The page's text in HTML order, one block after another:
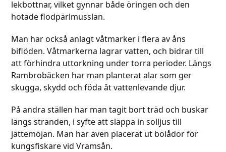
lekbottnar, vilket gynnar både öringen och den
hotade flodpärlmusslan.
Man har också anlagt våtmarker i flera av åns
biflöden. Våtmarkerna lagrar vatten, och bidrar till
att förhindra uttorkning under torra perioder. Längs
Rambrobäcken har man planterat alar som ger
skugga, skydd och föda åt vattenlevande djur.
På andra ställen har man tagit bort träd och buskar
längs stranden, i syfte att släppa in solljus till
jättemöjan. Man har även placerat ut bolådor för
kungsfiskare vid Vramsån.